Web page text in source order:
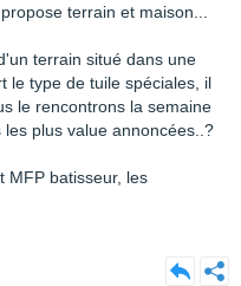
terrain et maison...
terrain situé dans une
le type de tuile spéciales, il
le rencontrons la semaine
plus value annoncées..?
MFP batisseur, les